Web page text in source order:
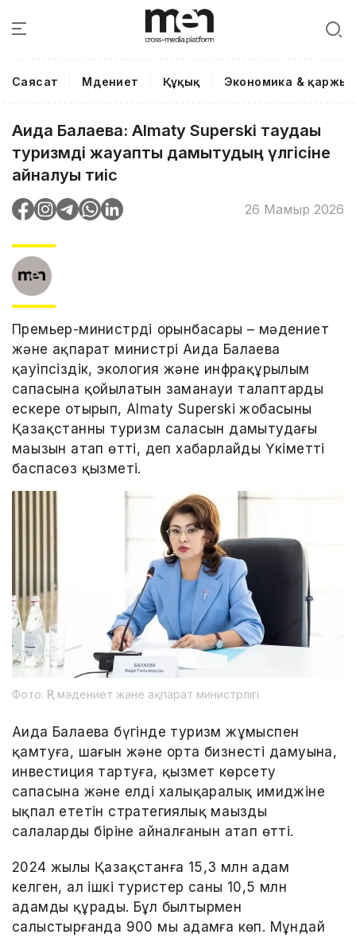
Саясат Мәдениет Құқық Экономика & қаржы
Аида Балаева: Almaty Superski таудағы
туризмді жауапты дамытудың үлгісіне
айналуы тиіс
26 Мамыр 2026
Премьер-министрдің орынбасары – мәдениет
және ақпарат министрі Аида Балаева
қауіпсіздік, экология және инфрақұрылым
сапасына қойылатын заманауи талаптарды
ескере отырып, Almaty Superski жобасының
Қазақстанның туризм саласын дамытудағы
маңызын атап өтті, деп хабарлайды Үкіметтің
баспасөз қызметі.
Фото: ҚР мәдениет және ақпарат министрлігі
Аида Балаева бүгінде туризм жұмыспен
қамтуға, шағын және орта бизнестің дамуына,
инвестиция тартуға, қызмет көрсету
сапасына және елдің халықаралық имиджіне
ықпал ететін стратегиялық маңызды
салалардың біріне айналғанын атап өтті.
2024 жылы Қазақстанға 15,3 млн адам
келген, ал ішкі туристер саны 10,5 млн
адамды құрады. Бұл былтырмен
салыстырғанда 900 мың адамға көп. Мұндай